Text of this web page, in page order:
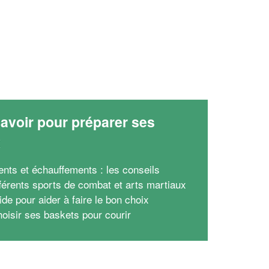
pour préparer ses
et échauffements : les conseils
sports de combat et arts martiaux
pour aider à faire le bon choix
ses baskets pour courir